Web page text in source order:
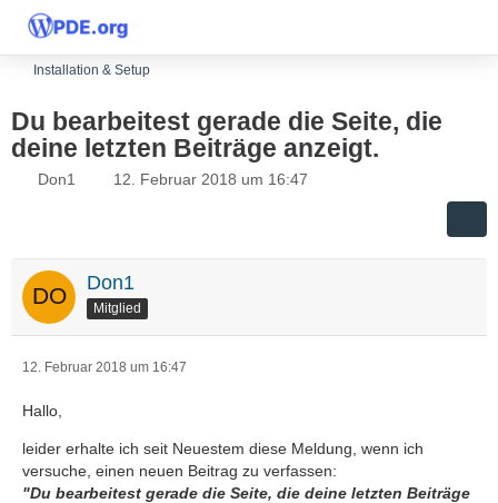
Installation & Setup
Du bearbeitest gerade die Seite, die
deine letzten Beiträge anzeigt.
Don1 12. Februar 2018 um 16:47
Don1
Mitglied
12. Februar 2018 um 16:47
Hallo,
leider erhalte ich seit Neuestem diese Meldung, wenn ich
versuche, einen neuen Beitrag zu verfassen:
"Du bearbeitest gerade die Seite, die deine letzten Beiträge